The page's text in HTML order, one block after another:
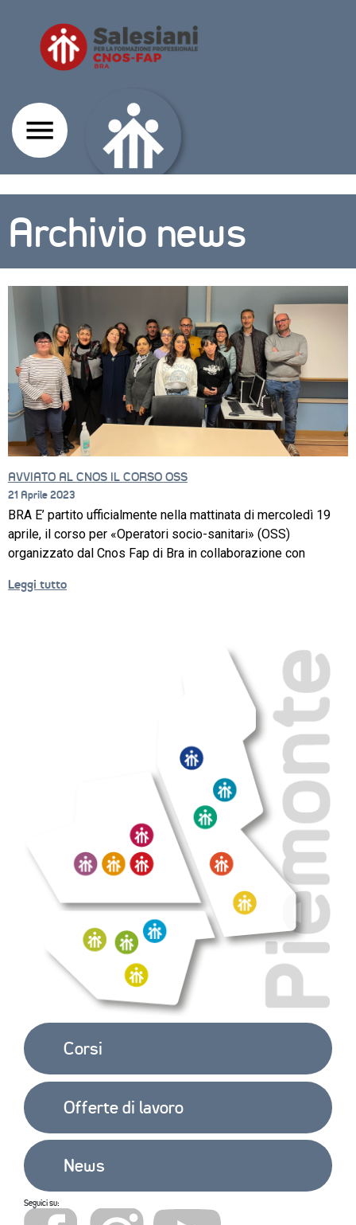
CORSI
NEWS
SETTORI
PROFESSIONALI
SERVIZI
AL
LAVORO
CENTRO
Archivio news
AVVIATO AL CNOS IL CORSO OSS
21 Aprile 2023
BRA E’ partito ufficialmente nella mattinata di mercoledì 19
aprile, il corso per «Operatori socio-sanitari» (OSS)
organizzato dal Cnos Fap di Bra in collaborazione con
Leggi tutto
Corsi
Offerte di lavoro
News
Seguici su: